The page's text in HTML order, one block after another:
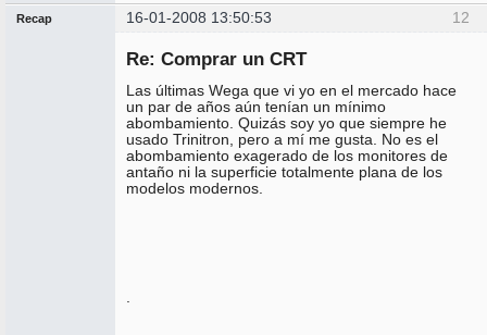
12
Recap 16-01-2008 13:50:53
Re: Comprar un CRT
Las últimas Wega que vi yo en el mercado hace
un par de años aún tenían un mínimo
abombamiento. Quizás soy yo que siempre he
usado Trinitron, pero a mí me gusta. No es el
abombamiento exagerado de los monitores de
antaño ni la superficie totalmente plana de los
modelos modernos.